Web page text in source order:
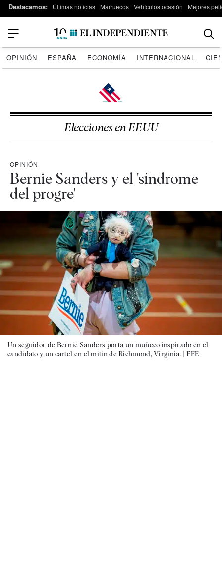
Destacamos: Últimas noticias Marruecos Vehículos ocasión Mejores
OPINIÓN ESPAÑA ECONOMÍA INTERNACIONAL
Elecciones en EEUU
OPINIÓN
Bernie Sanders y el 'síndrome
del progre'
Un seguidor de Bernie Sanders porta un muñeco inspirado en el
candidato y un cartel en el mitin de Richmond, Virginia. | EFE